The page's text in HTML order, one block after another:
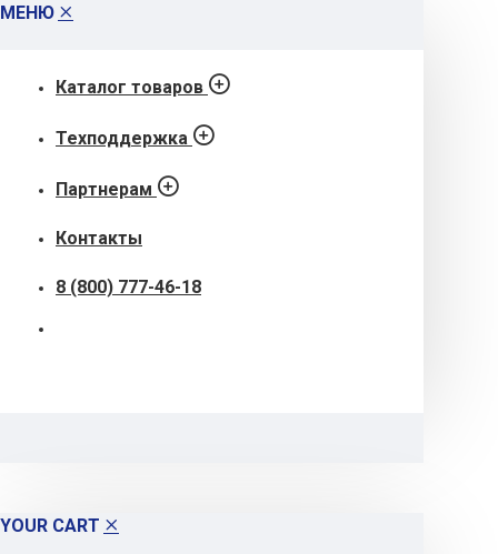
МЕНЮ
Каталог товаров
Техподдержка
Партнерам
Контакты
8 (800) 777-46-18
YOUR CART